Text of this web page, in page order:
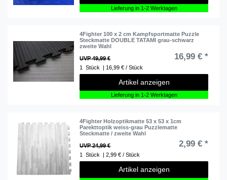
Lieferung in 1-2 Werktagen
4Fighter 100 x 2 cm Kampfsportmatte Puzzle
Steckmatte DOUBLE TATAMI grau-schwarz
zweite Wahl
UVP 49,99 €
16,99 € *
1 Stück | 16,99 € / Stück
Artikel anzeigen
Lieferung in 1-2 Werktagen
4Fighter Holzoptikmatte 53 x 53 x 1cm
Parekttoptik weiss-grau Puzzlematte
Steckmatte / zweite Wahl
UVP 24,99 €
2,99 € *
1 Stück | 2,99 € / Stück
Artikel anzeigen